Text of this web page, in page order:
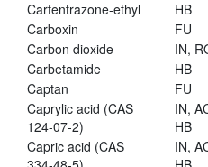
Carfentrazone-ethyl
HB
Carboxin
FU
Carbon dioxide
IN,
Carbetamide
HB
Captan
FU
Caprylic acid (CAS
124-07-2)
IN,
HB
Capric acid (CAS
IN,